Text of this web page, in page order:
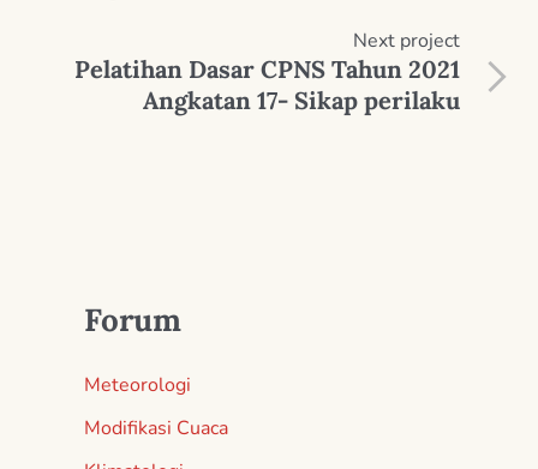
Next project
Pelatihan Dasar CPNS Tahun 2021
Angkatan 17- Sikap perilaku
Forum
Meteorologi
Modifikasi Cuaca